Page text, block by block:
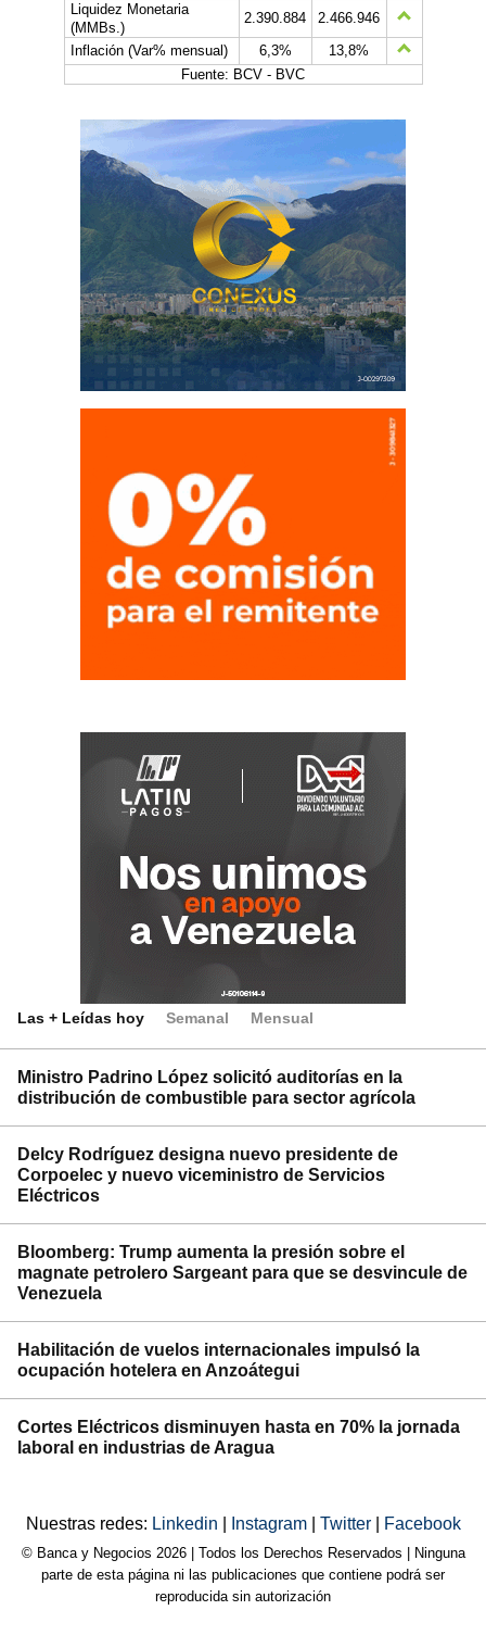
Liquidez Monetaria
(MMBs.)
2.390.884
2.466.946
Inflación (Var% mensual)
6,3%
13,8%
Fuente: BCV - BVC
Las + Leídas hoy Semanal Mensual
Ministro Padrino López solicitó auditorías en la
distribución de combustible para sector agrícola
Delcy Rodríguez designa nuevo presidente de
Corpoelec y nuevo viceministro de Servicios
Eléctricos
Bloomberg: Trump aumenta la presión sobre el
magnate petrolero Sargeant para que se desvincule de
Venezuela
Habilitación de vuelos internacionales impulsó la
ocupación hotelera en Anzoátegui
Cortes Eléctricos disminuyen hasta en 70% la jornada
laboral en industrias de Aragua
Nuestras redes: Linkedin Instagram Twitter Facebook
© Banca y Negocios 2026 | Todos los Derechos Reservados | Ninguna
parte de esta página ni las publicaciones que contiene podrá ser
reproducida sin autorización